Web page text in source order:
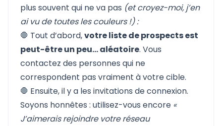
plus souvent qui ne va pas (et croyez-moi, j’en
ai vu de toutes les couleurs !) :
🛑 Tout d’abord,votre liste de prospects est
peut-être un peu… aléatoire. Vous
contactez des personnes qui ne
correspondent pas vraiment à votre cible.
🛑 Ensuite, il y a les invitations de connexion.
Soyons honnêtes : utilisez-vous encore «
J’aimerais rejoindre votre réseau